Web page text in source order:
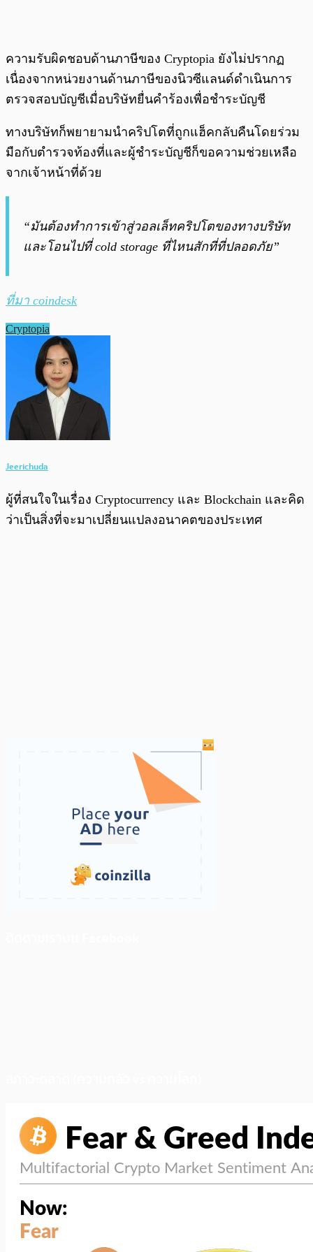
ความรับผิดชอบด้านภาษีของ Cryptopia ยังไม่ปรากฏ
เนื่องจากหน่วยงานด้านภาษีของนิวซีแลนด์ดำเนินการ
ตรวจสอบบัญชีเมื่อบริษัทยื่นคำร้องเพื่อชำระบัญชี
ทางบริษัทก็พยายามนำคริปโตที่ถูกแฮ็คกลับคืนโดยร่วม
มือกับตำรวจท้องที่และผู้ชำระบัญชีก็ขอความช่วยเหลือ
จากเจ้าหน้าที่ด้วย
“มันต้องทำการเข้าสู่วอลเล็ทคริปโตของทางบริษัท
และโอนไปที่cold storage ที่ไหนสักที่ที่ปลอดภัย”
ที่มา coindesk
Cryptopia
Jeerichuda
ผู้ที่สนใจในเรื่อง Cryptocurrency และ Blockchain และคิด
ว่าเป็นสิ่งที่จะมาเปลี่ยนแปลงอนาคตของประเทศ